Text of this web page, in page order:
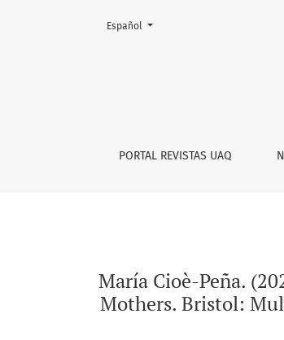
María Cioè-Peña. (2021)
PORTAL REVISTAS UAQ
Cambiar el idioma. El actual es:
Español
María Cioè-Peña.
Mothers. Bristol: